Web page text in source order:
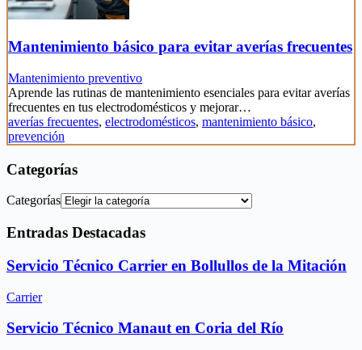
Mantenimiento básico para evitar averías frecuentes
Mantenimiento preventivo
Aprende las rutinas de mantenimiento esenciales para evitar averías
frecuentes en tus electrodomésticos y mejorar…
averías frecuentes, electrodomésticos, mantenimiento básico,
prevención
Categorías
Categorías
Entradas Destacadas
Servicio Técnico Carrier en Bollullos de la Mitación
Carrier
Servicio Técnico Manaut en Coria del Río